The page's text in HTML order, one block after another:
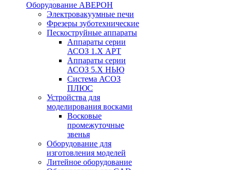
Оборудование АВЕРОН
Электровакуумные печи
Фрезеры зуботехнические
Пескоструйные аппараты
Аппараты серии
АСОЗ 1.Х АРТ
Аппараты серии
АСОЗ 5.Х НЬЮ
Система АСОЗ
ПЛЮС
Устройства для
моделирования восками
Восковые
промежуточные
звенья
Оборудование для
изготовления моделей
Литейное оборудование